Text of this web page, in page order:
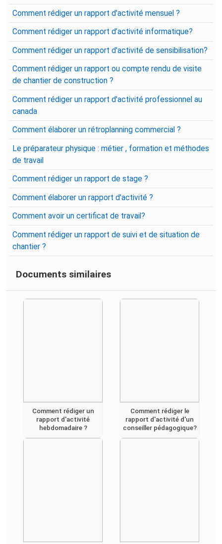
Comment rédiger un rapport d'activité mensuel ?
Comment rédiger un rapport d’activité informatique?
Comment rédiger un rapport d'activité de sensibilisation?
Comment rédiger un rapport ou compte rendu de visite
de chantier de construction ?
Comment rédiger un rapport d'activité professionnel au
canada
Comment élaborer un rétroplanning commercial ?
Le préparateur physique : métier , formation et méthodes
de travail
Comment rédiger un rapport de stage ?
Comment élaborer un rapport d'activité ?
Comment avoir un certificat de travail?
Comment rédiger un rapport de suivi et de situation de
chantier ?
Documents similaires
Comment rédiger un
rapport d'activité
hebdomadaire ?
Comment rédiger le
rapport d'activité d'un
conseiller pédagogique?